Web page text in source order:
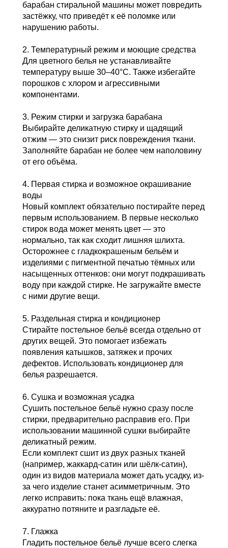
барабан стиральной машины может повредить
застёжку, что приведёт к её поломке или
нарушению работы.
2. Температурный режим и моющие средства
Для цветного белья не устанавливайте
температуру выше 30–40°С. Также избегайте
порошков с хлором и агрессивными
компонентами.
3. Режим стирки и загрузка барабана
Выбирайте деликатную стирку и щадящий
отжим — это снизит риск повреждения ткани.
Заполняйте барабан не более чем наполовину
от его объёма.
4. Первая стирка и возможное окрашивание
воды
Новый комплект обязательно постирайте перед
первым использованием. В первые несколько
стирок вода может менять цвет — это
нормально, так как сходит лишняя шлихта.
Осторожнее с гладкокрашеным бельём и
изделиями с пигментной печатью тёмных или
насыщенных оттенков: они могут подкрашивать
воду при каждой стирке. Не загружайте вместе
с ними другие вещи.
5. Раздельная стирка и кондиционер
Стирайте постельное бельё всегда отдельно от
других вещей. Это помогает избежать
появления катышков, затяжек и прочих
дефектов. Использовать кондиционер для
белья разрешается.
6. Сушка и возможная усадка
Сушить постельное бельё нужно сразу после
стирки, предварительно расправив его. При
использовании машинной сушки выбирайте
деликатный режим.
Если комплект сшит из двух разных тканей
(например, жаккард-сатин или шёлк-сатин),
один из видов материала может дать усадку, из-
за чего изделие станет асимметричным. Это
легко исправить: пока ткань ещё влажная,
аккуратно потяните и разгладьте её.
7. Глажка
Гладить постельное бельё лучше всего слегка